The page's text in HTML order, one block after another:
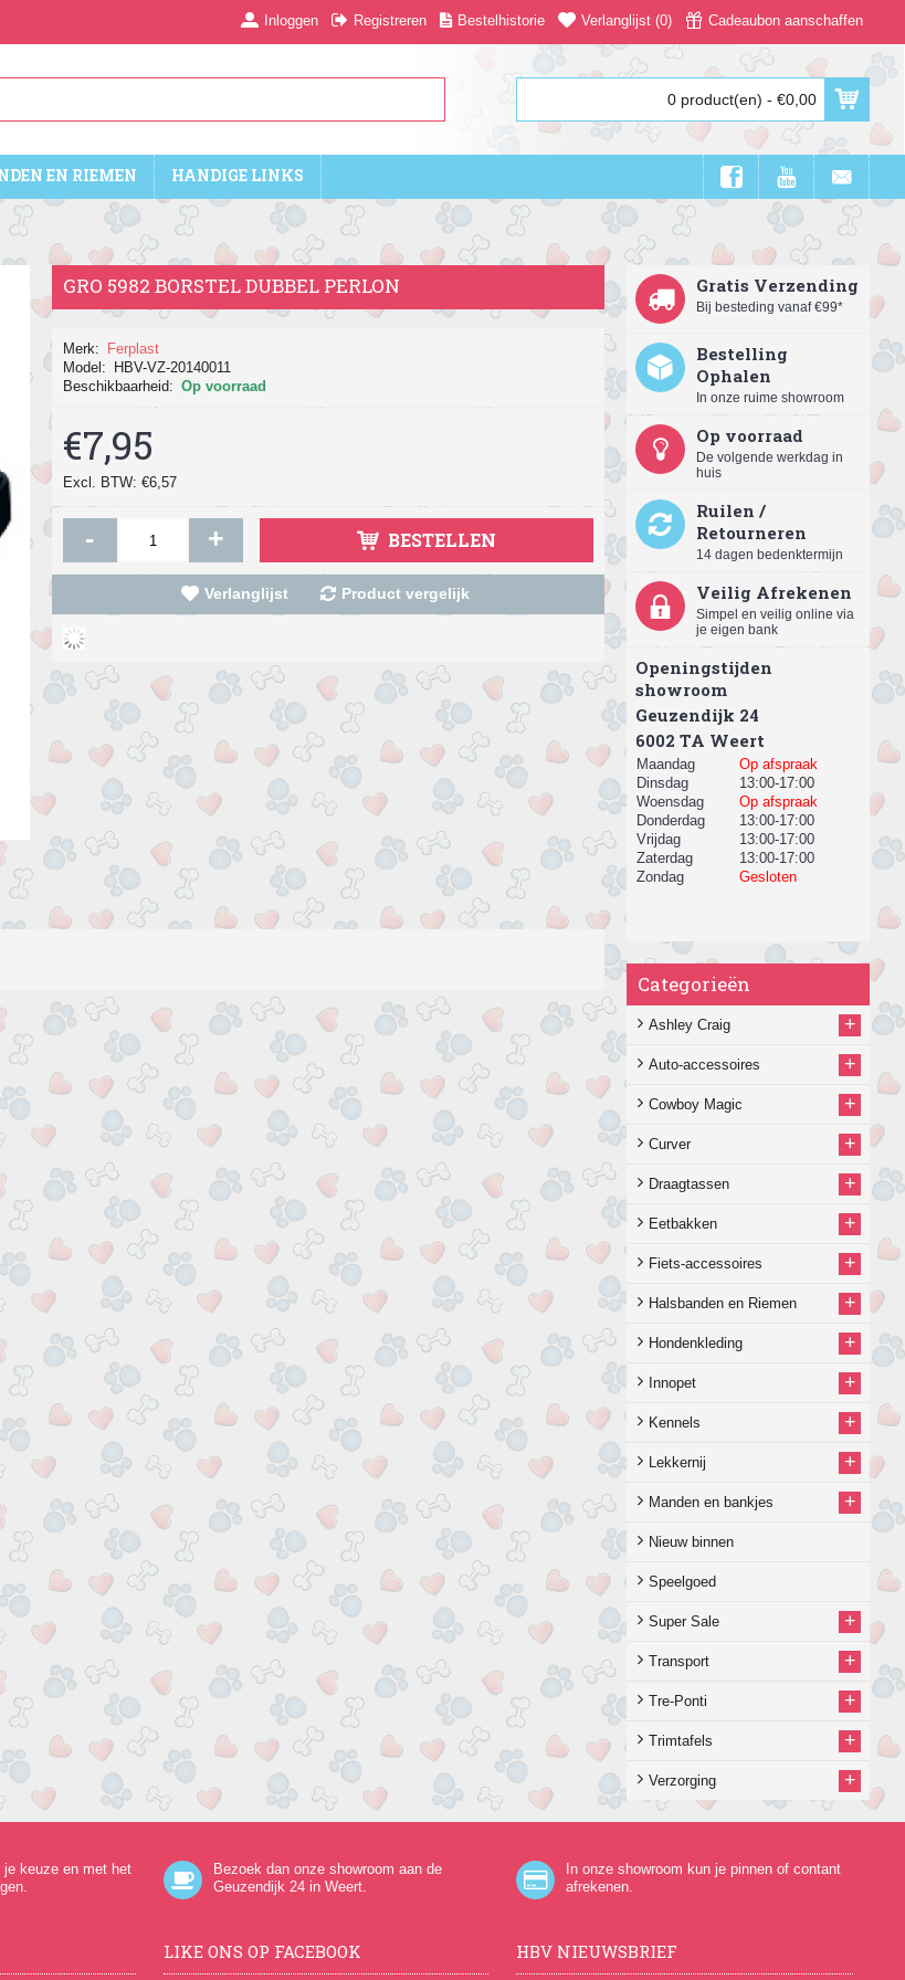
Inloggen Registreren Bestelhistorie Verlanglijst (0) Cadeaubon aanschaffen
0 product(en) - €0,00
EN RIEMEN HANDIGE LINKS
Gratis Verzending
Bij besteding vanaf €99*
Bestelling
Ophalen
In onze ruime showroom
Op voorraad
De volgende werkdag in
huis
Ruilen /
Retourneren
14 dagen bedenktermijn
Veilig Afrekenen
Simpel en veilig online via
je eigen bank
Openingstijden
showroom
Geuzendijk 24
​6002 TA Weert
Maandag
Op afspraak
Dinsdag
13:00-17:00
Woensdag
Op afspraak
Donderdag
13:00-17:00
Vrijdag
13:00-17:00
Zaterdag
13:00-17:00
Zondag
Gesloten
Categorieën
Ashley Craig +
Auto-accessoires +
Cowboy Magic +
Curver +
Draagtassen +
Eetbakken +
Fiets-accessoires +
Halsbanden en Riemen +
Hondenkleding +
Innopet +
Kennels +
Lekkernij +
Manden en bankjes +
Nieuw binnen
Speelgoed
Super Sale +
Transport +
Tre-Ponti +
Trimtafels +
Verzorging +
GRO 5982 BORSTEL DUBBEL PERLON
Merk:
Ferplast
Model:
HBV-VZ-20140011
Beschikbaarheid: Op voorraad
€7,95
Excl. BTW: €6,57
- + BESTELLEN
Verlanglijst Product vergelijk
je keuze en met het
Bezoek dan onze showroom aan de
Geuzendijk 24in Weert.
In onze showroom kun je pinnen of contant
afrekenen.
LIKE ONS OP FACEBOOK HBV NIEUWSBRIEF